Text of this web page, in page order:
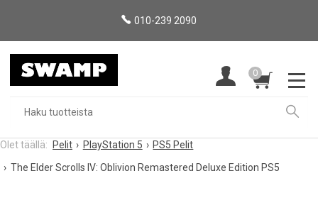
010-239 2090
0
Pelit PlayStation 5
PS5 Pelit
The Elder Scrolls IV: Oblivion Remastered Deluxe Edition PS5